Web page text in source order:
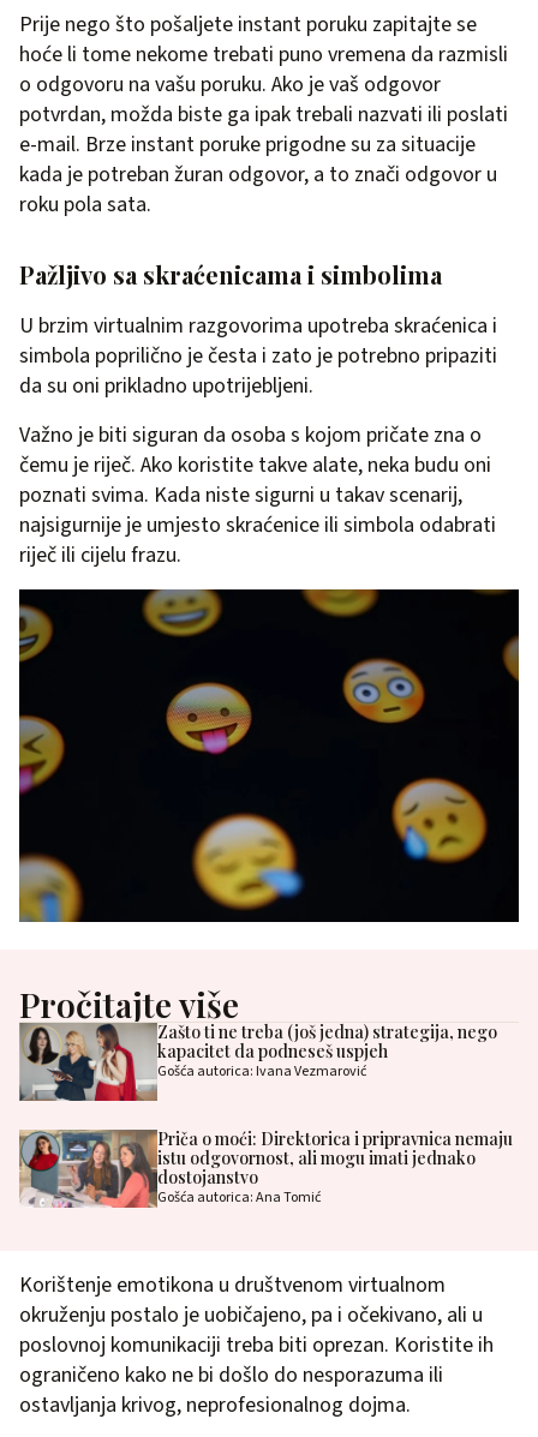
Prije nego što pošaljete instant poruku zapitajte se
hoće li tome nekome trebati puno vremena da razmisli
o odgovoru na vašu poruku. Ako je vaš odgovor
potvrdan, možda biste ga ipak trebali nazvati ili poslati
e-mail. Brze instant poruke prigodne su za situacije
kada je potreban žuran odgovor, a to znači odgovor u
roku pola sata.
Pažljivo sa skraćenicama i simbolima
U brzim virtualnim razgovorima upotreba skraćenica i
simbola poprilično je česta i zato je potrebno pripaziti
da su oni prikladno upotrijebljeni.
Važno je biti siguran da osoba s kojom pričate zna o
čemu je riječ. Ako koristite takve alate, neka budu oni
poznati svima. Kada niste sigurni u takav scenarij,
najsigurnije je umjesto skraćenice ili simbola odabrati
riječ ili cijelu frazu.
Pročitajte više
Zašto ti ne treba (još jedna) strategija, nego
kapacitet da podneseš uspjeh
Gošća autorica: Ivana Vezmarović
Priča o moći: Direktorica i pripravnica nemaju
istu odgovornost, ali mogu imati jednako
dostojanstvo
Gošća autorica: Ana Tomić
Korištenje emotikona u društvenom virtualnom
okruženju postalo je uobičajeno, pa i očekivano, ali u
poslovnoj komunikaciji treba biti oprezan. Koristite ih
ograničeno kako ne bi došlo do nesporazuma ili
ostavljanja krivog, neprofesionalnog dojma.